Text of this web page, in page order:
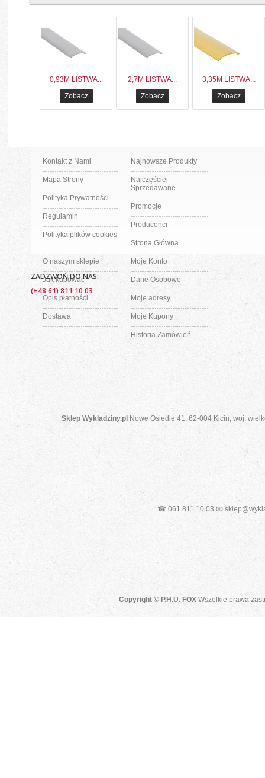
0,93M LISTWA...
Zobacz
2,7M LISTWA...
Zobacz
3,35M LISTWA...
Zobacz
Kontakt z Nami
Mapa Strony
Polityka Prywatności
Regulamin
Polityka plików cookies
Najnowsze Produkty
Najczęściej
Sprzedawane
Promocje
Producenci
Strona Główna
O naszym sklepie
Jak kupować
Opis płatności
Dostawa
Moje Konto
Dane Osobowe
Moje adresy
Moje Kupony
Historia Zamówień
Sklep Wykladziny.pl Nowe Osiedle 41, 62-004 Kicin, woj.
☎ 061 811 10 03 📧
Copyright © P.H.U. FOX Wszelkie prawa
ZADZWOŃ DO NAS:
(+48 61) 811 10 03